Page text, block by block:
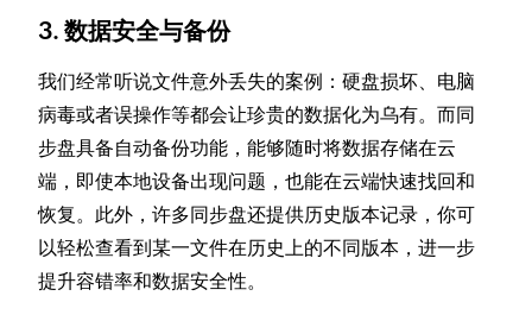
3. 数据安全与备份
我们经常听说文件意外丢失的案例：硬盘损坏、电脑
病毒或者误操作等都会让珍贵的数据化为乌有。而同
步盘具备自动备份功能，能够随时将数据存储在云
端，即使本地设备出现问题，也能在云端快速找回和
恢复。此外，许多同步盘还提供历史版本记录，你可
以轻松查看到某一文件在历史上的不同版本，进一步
提升容错率和数据安全性。